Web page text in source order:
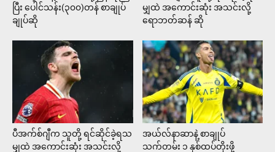
ပြီး ပေါင်သန်း(၃၀၀)တန် စာချုပ်
ချုပ်ဆို
မျှထဲ အကောင်းဆုံး အသင်းလို့
ရောဘတ်ဆန် ဆို
ပီအက်စ်ဂျီက သူတို့ ရင်ဆိုင်ခဲ့ရသ
မျှထဲ အကောင်းဆုံး အသင်းလို့
အယ်လ်နာဆာနဲ့ စာချုပ်
သက်တမ်း ၁ နှစ်ထပ်တိုးဖို့